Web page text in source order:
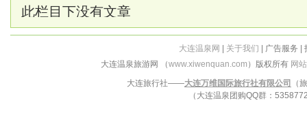
此栏目下没有文章
大连温泉网 关于我们 | 广告服务 |
大连温泉旅游网 （www.xiwenquan.com ）版权所有 网
大连旅行社——大连万维国际旅行社有限公司
（
（大连温泉团购QQ群：